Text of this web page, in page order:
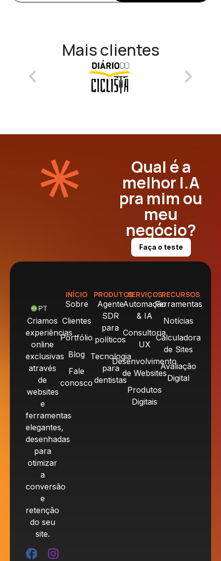
Mais clientes
Qual é a
melhor I.A
pra mim ou
meu
negócio?
Faça o teste
PT
Criamos
experiências
online
exclusivas
através
de
websites
e
ferramentas
elegantes,
desenhadas
para
otimizar
a
conversão
e
retenção
do seu
site.
INÍCIO
Sobre
Clientes
Portfólio
Blog
Fale
conosco
PRODUTOS
Agente
SDR
para
políticos
Tecnologia
para
dentistas
SERVIÇOS
Automação
& IA
Consultoria
UX
Desenvolvimento
de Websites
Produtos
Digitais
RECURSOS
Ferramentas
Notícias
Calculadora
de Sites
Avaliação
Digital